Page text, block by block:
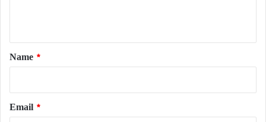
*
Name *
Email *